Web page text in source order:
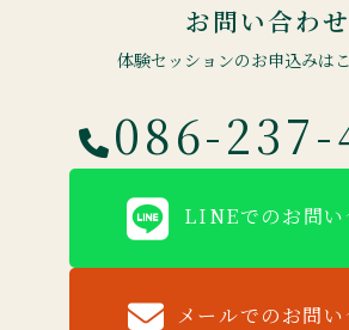
お問い合わせ
体験セッションのお申込みは
086-237-
LINEでのお問い
メールでのお問